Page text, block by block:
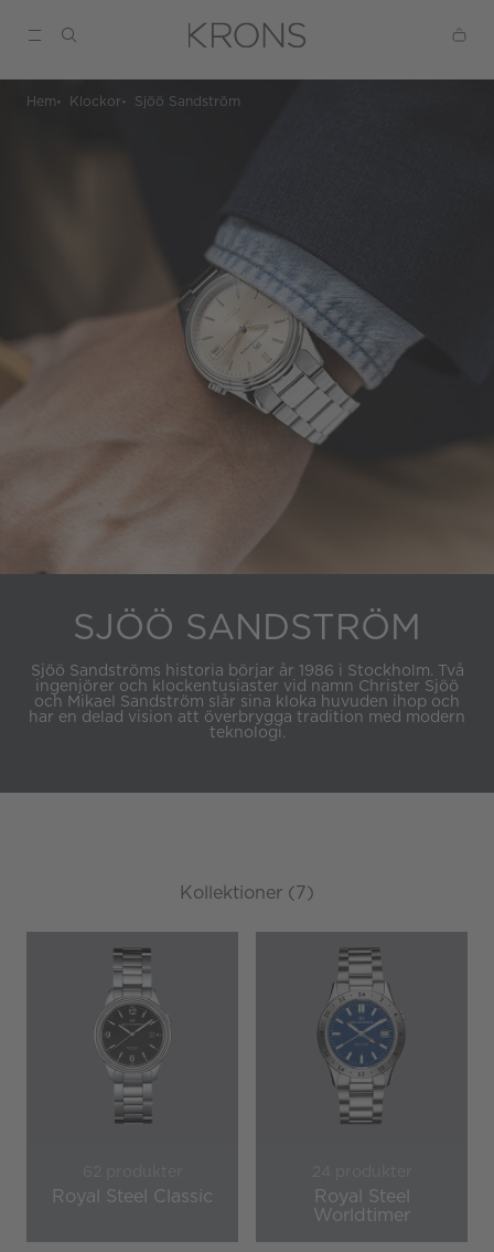
Hem Klockor Sjöö Sandström
SJÖÖ SANDSTRÖM
Sjöö Sandströms historia börjar år 1986 i Stockholm. Två
ingenjörer och klockentusiaster vid namn Christer Sjöö
och Mikael Sandström slår sina kloka huvuden ihop och
har en delad vision att överbrygga tradition med modern
teknologi.
Kollektioner (7)
Royal Steel Classic
Royal Steel
Worldtimer